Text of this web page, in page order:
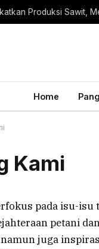
Produksi Sawit,
Home
Kami
pada isu-
petani
juga